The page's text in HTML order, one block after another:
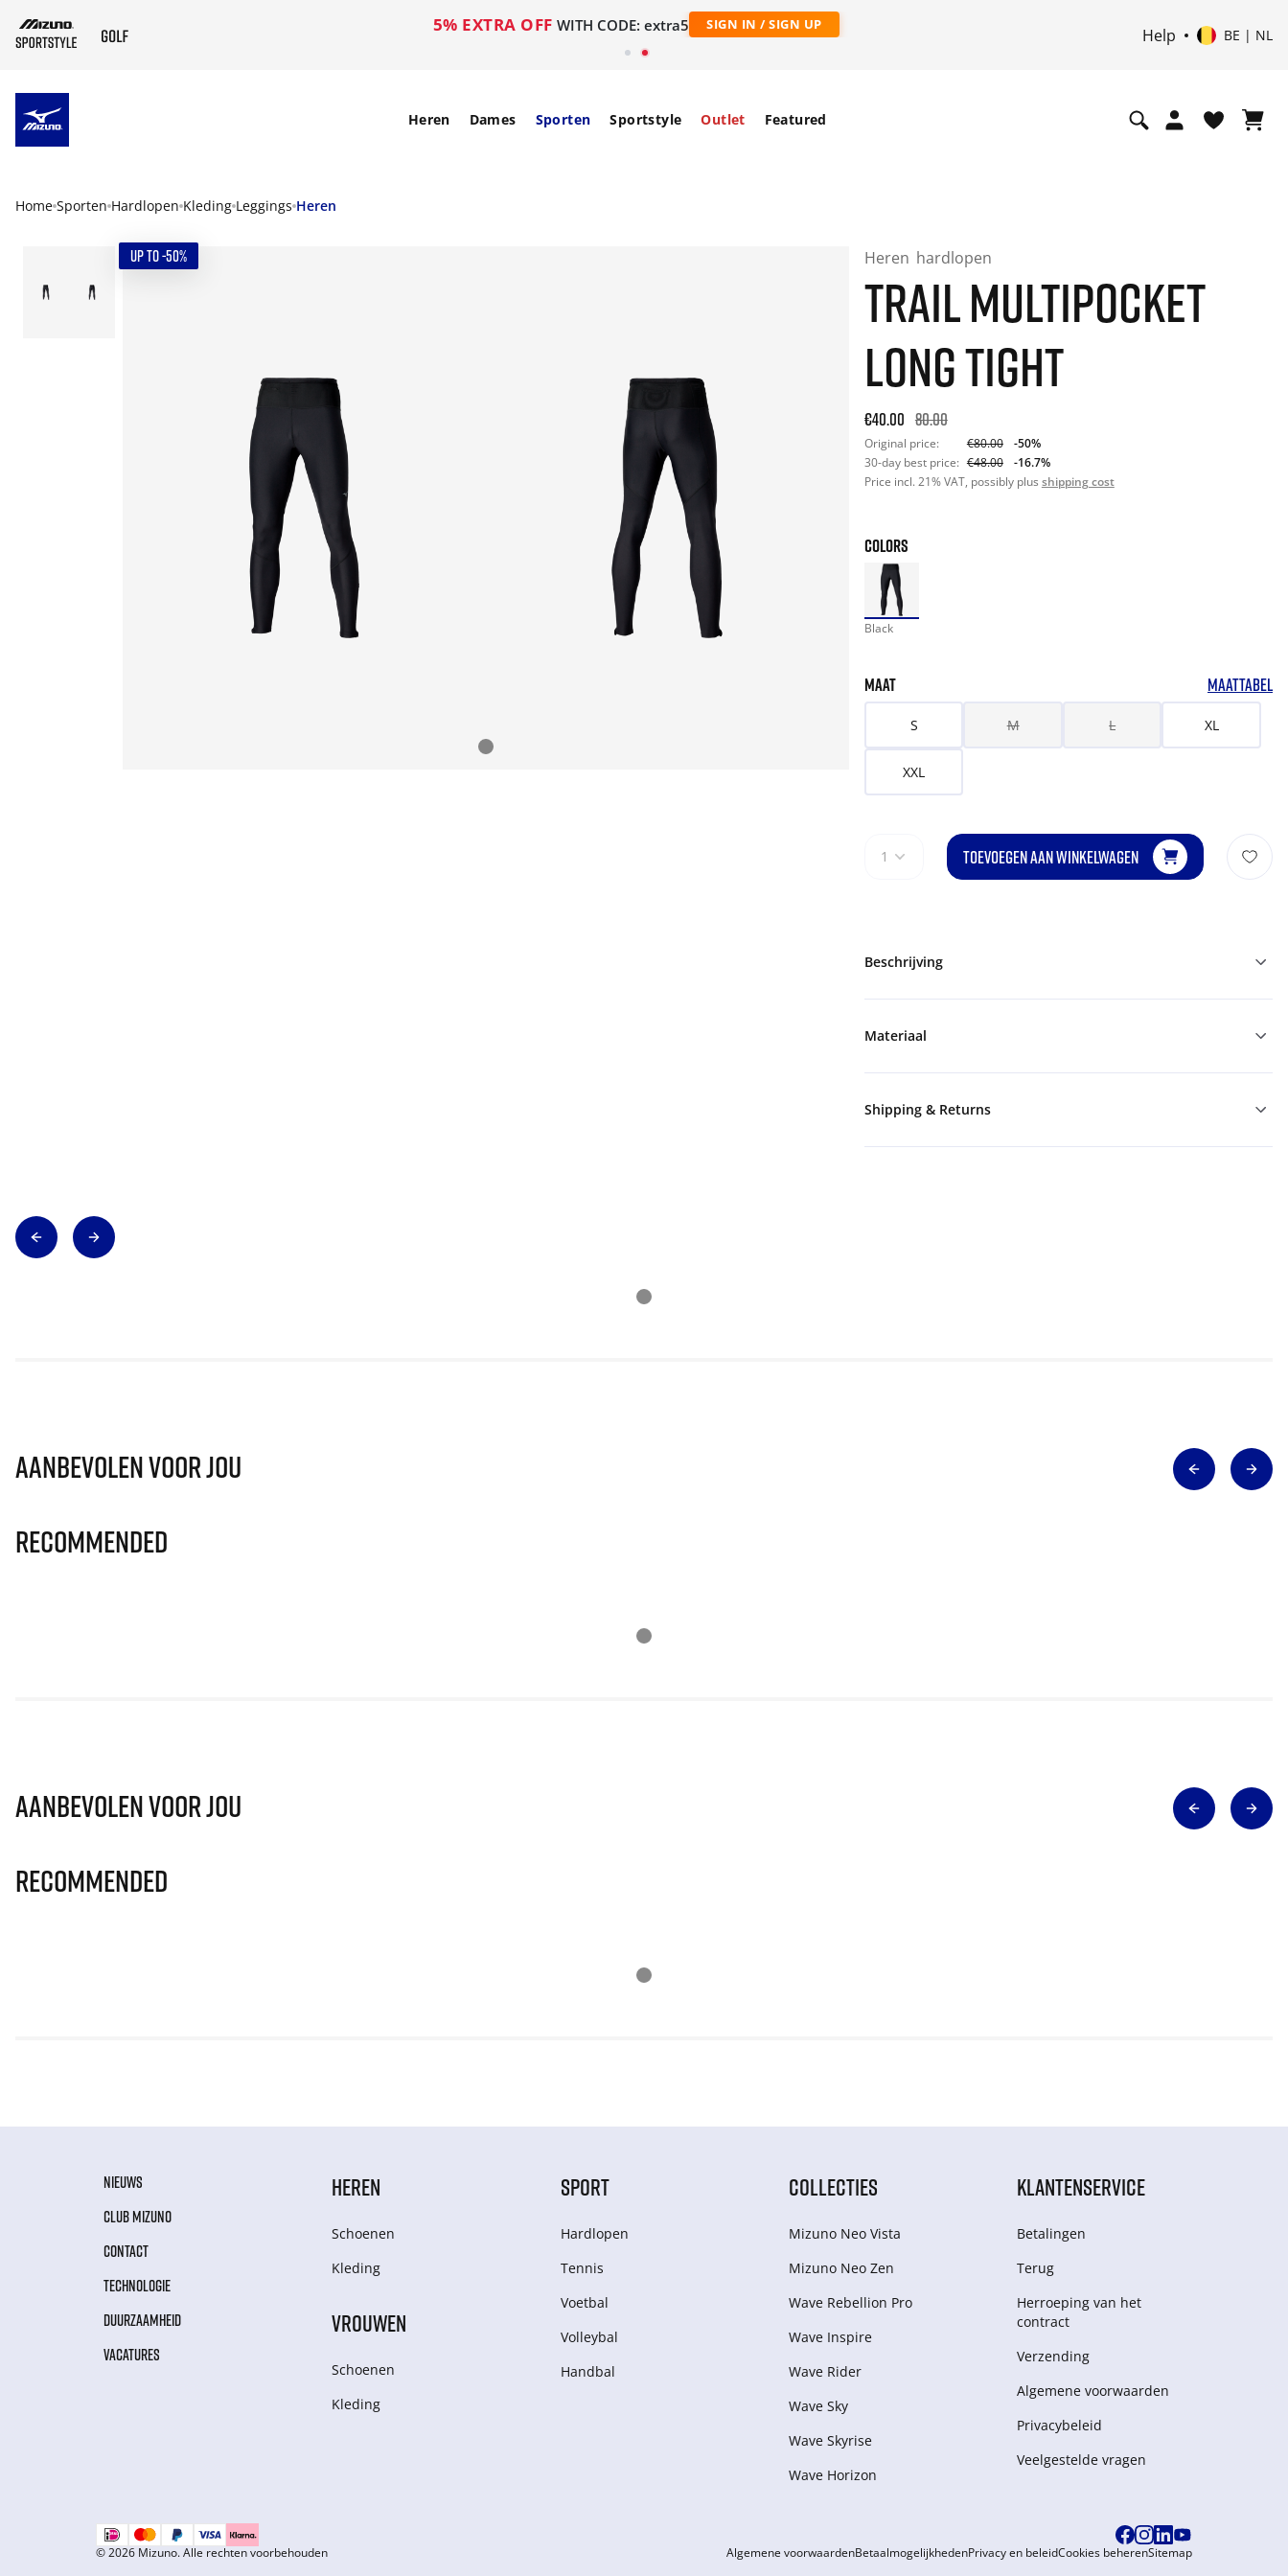
5% EXTRA OFF WITH CODE: extra5 SIGN IN / SIGN UP
Help BE | NL
Heren Dames Sporten Sportstyle Outlet Featured
Home Sporten Hardlopen Kleding Leggings Heren
UP TO -50% Heren hardlopen
TRAIL MULTIPOCKET
LONG TIGHT
Original price: €80.00. 30-day best price: €48.00. -50% off
€40.00 80.00
Original price: €80.00
-50%
30-day best price: €48.00
-16.7%
Price incl. 21% VAT, possibly plus shipping cost
COLORS
Black
MAAT MAATTABEL
S M L XL
XXL
1 TOEVOEGEN AAN WINKELWAGEN
Beschrijving
Materiaal
Shipping & Returns
Aanbevolen voor jou
Recommended
Aanbevolen voor jou
Recommended
NIEUWS
CLUB MIZUNO
CONTACT
TECHNOLOGIE
DUURZAAMHEID
VACATURES
HEREN
Schoenen
Kleding
VROUWEN
Schoenen
Kleding
SPORT
Hardlopen
Tennis
Voetbal
Volleybal
Handbal
COLLECTIES
Mizuno Neo Vista
Mizuno Neo Zen
Wave Rebellion Pro
Wave Inspire
Wave Rider
Wave Sky
Wave Skyrise
Wave Horizon
KLANTENSERVICE
Betalingen
Terug
Herroeping van het
contract
Verzending
Algemene voorwaarden
Privacybeleid
Veelgestelde vragen
© 2026 Mizuno. Alle rechten voorbehouden Algemene voorwaardenBetaalmogelijkhedenPrivacy en beleidCookies beherenSitemap